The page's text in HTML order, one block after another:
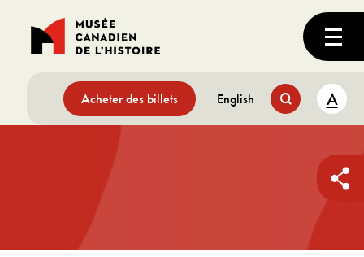
Acheter des billets English A